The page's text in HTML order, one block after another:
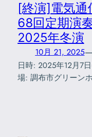
[終演]電気
68回定期演
2025年冬演
10月 21, 2025—
日時: 2025年12月7
場: 調布市グリー